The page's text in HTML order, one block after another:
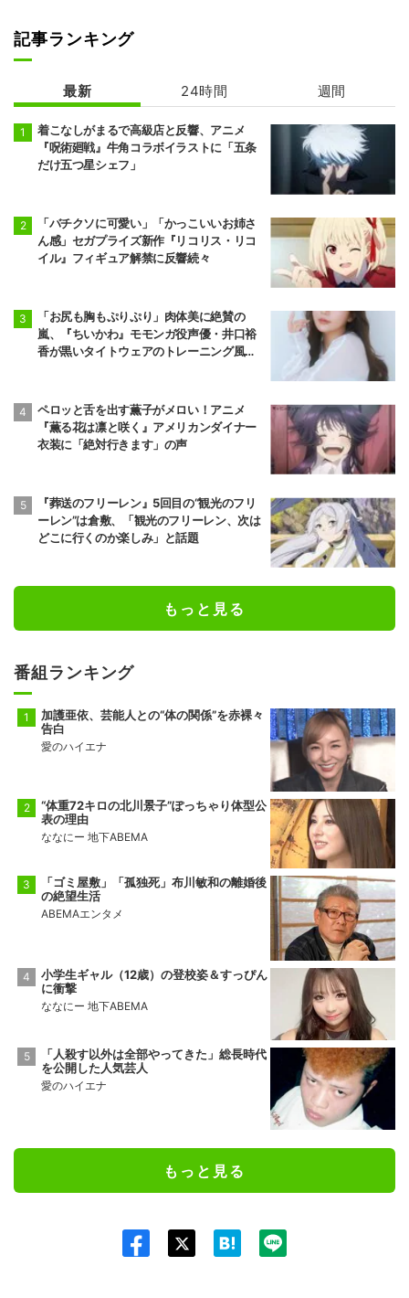
見えている
記事ランキング
最新 24時間 週間
着こなしがまるで高級店と反響、アニメ
『呪術廻戦』牛角コラボイラストに「五条
だけ五つ星シェフ」
「バチクソに可愛い」「かっこいいお姉さ
ん感」セガプライズ新作『リコリス・リコ
イル』フィギュア解禁に反響続々
「お尻も胸もぷりぷり」肉体美に絶賛の
嵐、『ちいかわ』モモンガ役声優・井口裕
香が黒いタイトウェアのトレーニング風景
ペロッと舌を出す薫子がメロい！アニメ
『薫る花は凛と咲く』アメリカンダイナー
衣装に「絶対行きます」の声
『葬送のフリーレン』5回目の“観光のフリ
ーレン”は倉敷、「観光のフリーレン、次は
どこに行くのか楽しみ」と話題
もっと見る
番組ランキング
加護亜依、芸能人との“体の関係”を赤裸々
告白
愛のハイエナ
“体重72キロの北川景子”ぽっちゃり体型公
表の理由
ななにー 地下ABEMA
「ゴミ屋敷」「孤独死」布川敏和の離婚後
の絶望生活
ABEMAエンタメ
小学生ギャル（12歳）の登校姿＆すっぴん
に衝撃
ななにー 地下ABEMA
「人殺す以外は全部やってきた」総長時代
を公開した人気芸人
愛のハイエナ
もっと見る